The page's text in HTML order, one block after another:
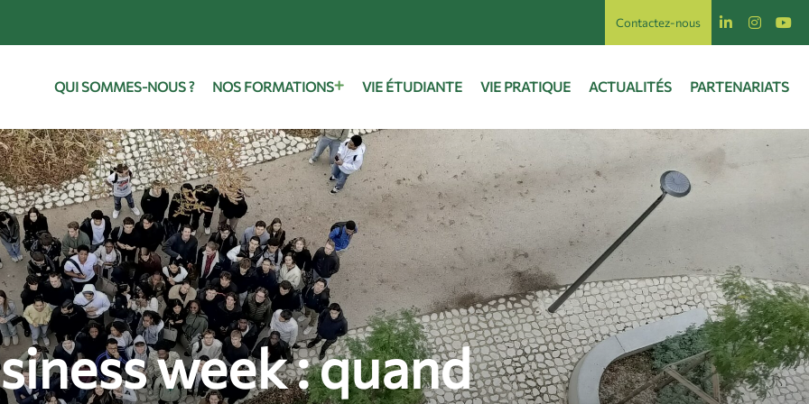
Contactez-nous
QUI SOMMES-NOUS ? NOS FORMATIONS VIE ÉTUDIANTE VIE PRATIQUE ACTUALITÉS PARTENARIATS
week : quand